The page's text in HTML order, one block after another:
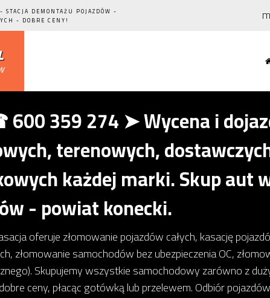
DEMONTAŻU POJAZDÓW -
- DOBRE CENY!
359 274 ➤ Wycena i
terenowych,
każdej marki. Skup aut
- powiat konecki.
oferuje złomowanie pojazdów całych, kasację
złomowanie samochodów bez ubezpieczenia OC,
Skupujemy wszystkie samochodowy zarówno z
ceny, płacąc gotówką lub przelewem. Odbiór